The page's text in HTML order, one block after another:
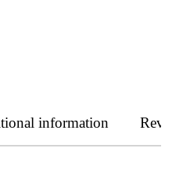
information